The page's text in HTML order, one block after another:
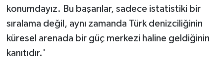
konumdayız. Bu başarılar, sadece istatistiki bir
sıralama değil, aynı zamanda Türk denizciliğinin
küresel arenada bir güç merkezi haline geldiğinin
kanıtıdır.'